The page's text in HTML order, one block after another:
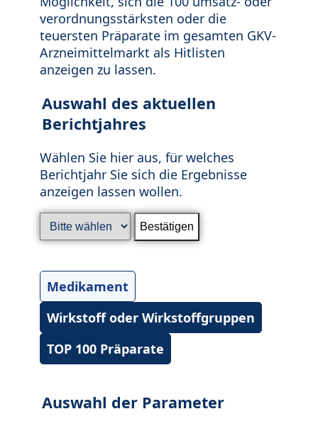
verordnungsstärksten oder die
teuersten Präparate im gesamten GKV-
Arzneimittelmarkt als Hitlisten
anzeigen zu lassen.
Auswahl des aktuellen
Berichtjahres
Wählen Sie hier aus, für welches
Berichtjahr Sie sich die Ergebnisse
anzeigen lassen wollen.
Medikament
Wirkstoff oder Wirkstoffgruppen
TOP 100 Präparate
Auswahl der Parameter